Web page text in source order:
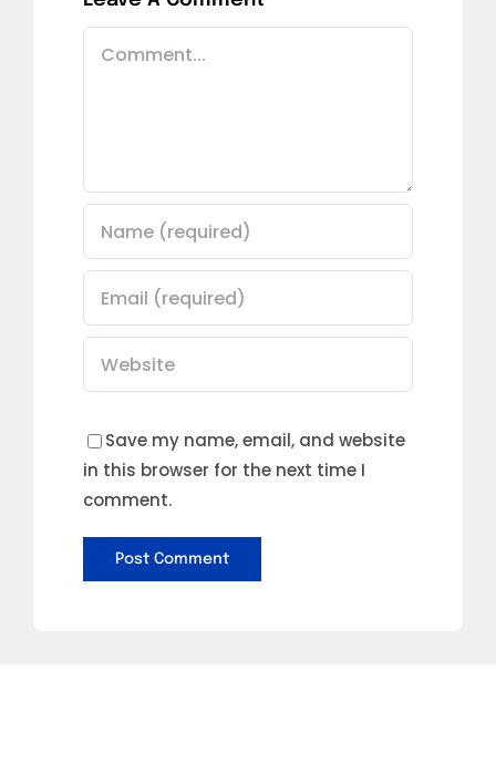
Save my name, email, and website
in this browser for the next time I
comment.